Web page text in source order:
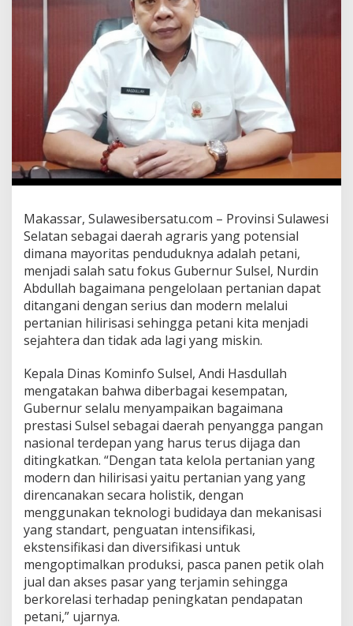
H
i
l
s
s
i
P
e
t
i
H
a
r
u
s
S
e
t
e
r
a
d
a
n
T
a
k
B
o
l
e
h
i
Makassar, Sulawesibersatu.com – Provinsi Sulawesi
Selatan sebagai daerah agraris yang potensial
dimana mayoritas penduduknya adalah petani,
menjadi salah satu fokus Gubernur Sulsel, Nurdin
Abdullah bagaimana pengelolaan pertanian dapat
ditangani dengan serius dan modern melalui
pertanian hilirisasi sehingga petani kita menjadi
sejahtera dan tidak ada lagi yang miskin.
Kepala Dinas Kominfo Sulsel, Andi Hasdullah
mengatakan bahwa diberbagai kesempatan,
Gubernur selalu menyampaikan bagaimana
prestasi Sulsel sebagai daerah penyangga pangan
nasional terdepan yang harus terus dijaga dan
ditingkatkan. “Dengan tata kelola pertanian yang
modern dan hilirisasi yaitu pertanian yang yang
direncanakan secara holistik, dengan
menggunakan teknologi budidaya dan mekanisasi
yang standart, penguatan intensifikasi,
ekstensifikasi dan diversifikasi untuk
mengoptimalkan produksi, pasca panen petik olah
jual dan akses pasar yang terjamin sehingga
berkorelasi terhadap peningkatan pendapatan
petani,” ujarnya.